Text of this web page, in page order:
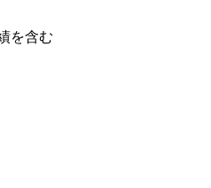
を含む